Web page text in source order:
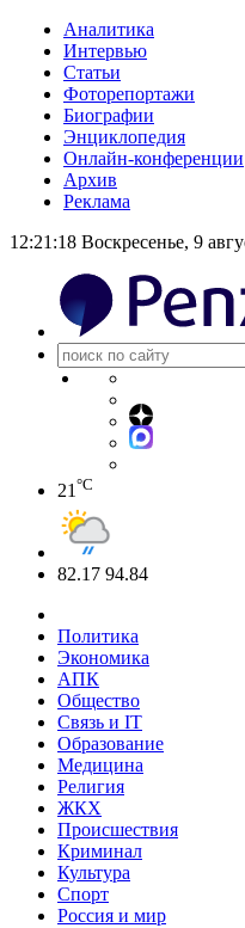
Аналитика
Интервью
Статьи
Фоторепортажи
Биографии
Энциклопедия
Онлайн-конференции
Архив
Реклама
12:21:18 Воскресенье, 9
21 °C
82.17 94.84
Политика
Экономика
АПК
Общество
Связь и IT
Образование
Медицина
Религия
ЖКХ
Происшествия
Криминал
Культура
Спорт
Россия и мир